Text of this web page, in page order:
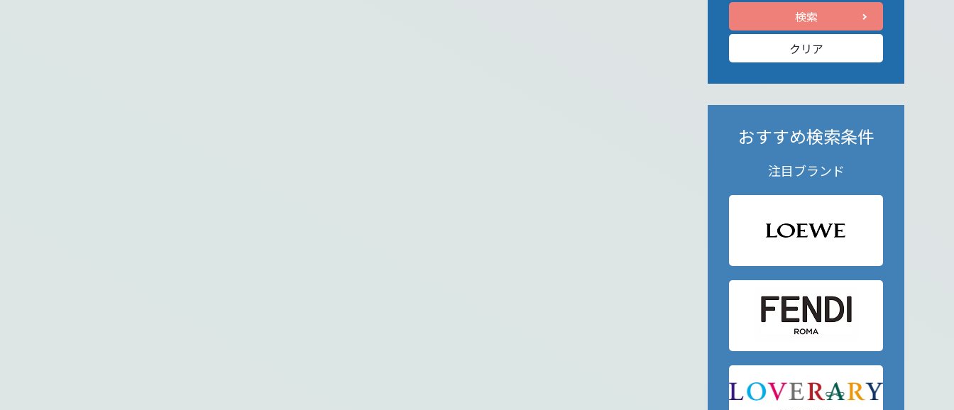
検索
クリア
おすすめ検索条件
注目ブランド